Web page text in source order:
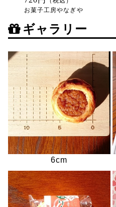
お菓子工房やなぎや
ギャラリー
6cm